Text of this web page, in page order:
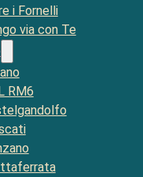
i Fornelli
via con Te
RM6